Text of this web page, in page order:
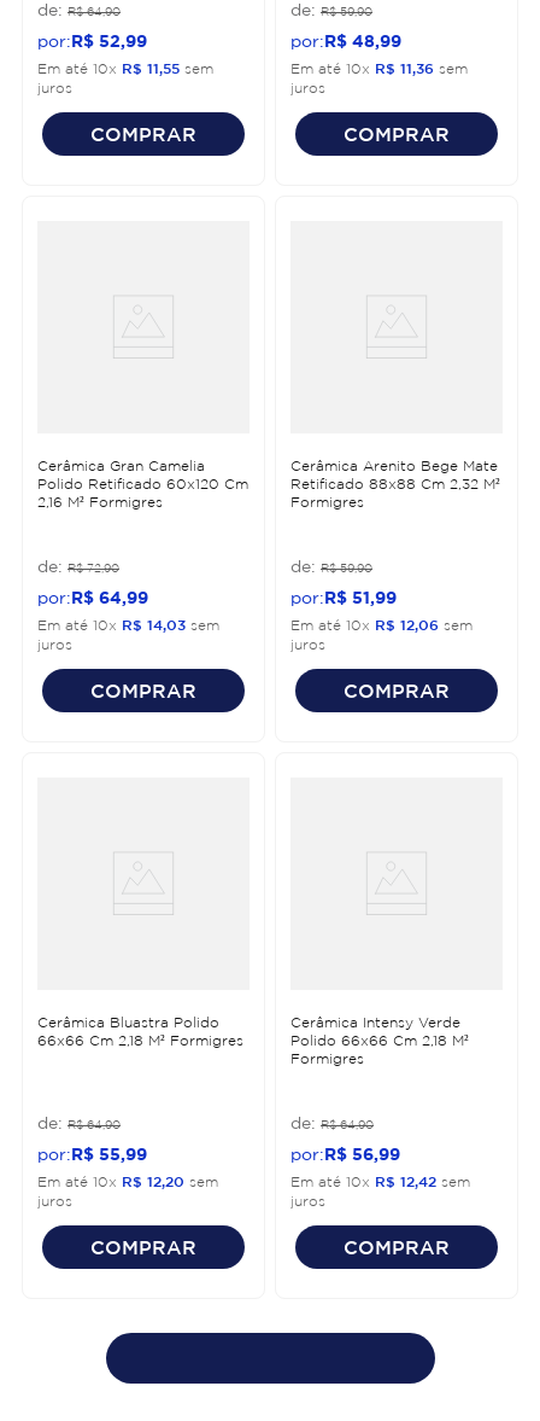
R$ 64,90
R$ 52 99
Em até 10x R$ 11 55 sem
juros
COMPRAR
R$ 59,90
R$ 48 99
Em até 10x R$ 11 36 sem
juros
COMPRAR
Cerâmica Gran Camelia
Polido Retificado 60x120 Cm
2,16 M² Formigres
R$ 72,90
R$ 64 99
Em até 10x R$ 14 03 sem
juros
COMPRAR
Cerâmica Arenito Bege Mate
Retificado 88x88 Cm 2,32 M²
Formigres
R$ 59,90
R$ 51 99
Em até 10x R$ 12 06 sem
juros
COMPRAR
Cerâmica Bluastra Polido
66x66 Cm 2,18 M² Formigres
R$ 64,90
R$ 55 99
Em até 10x R$ 12 20 sem
juros
COMPRAR
Cerâmica Intensy Verde
Polido 66x66 Cm 2,18 M²
Formigres
R$ 64,90
R$ 56 99
Em até 10x R$ 12 42 sem
juros
COMPRAR